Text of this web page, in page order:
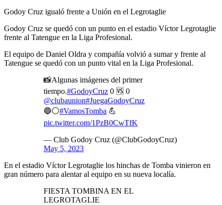
Godoy Cruz igualó frente a Unión en el Legrotaglie
Godoy Cruz se quedó con un punto en el estadio Víctor Legrotaglie
frente al Tatengue en la Liga Profesional.
El equipo de Daniel Oldra y compañía volvió a sumar y frente al
Tatengue se quedó con un punto vital en la Liga Profesional.
📸Algunas imágenes del primer
tiempo.#GodoyCruz 0 🆚 0
@clubaunion#JuegaGodoyCruz
🔵⚪#VamosTomba 💪
pic.twitter.com/1PzB0CwTfK
— Club Godoy Cruz (@ClubGodoyCruz)
May 5, 2023
En el estadio Víctor Legrotaglie los hinchas de Tomba vinieron en
gran número para alentar al equipo en su nueva localía.
FIESTA TOMBINA EN EL
LEGROTAGLIE